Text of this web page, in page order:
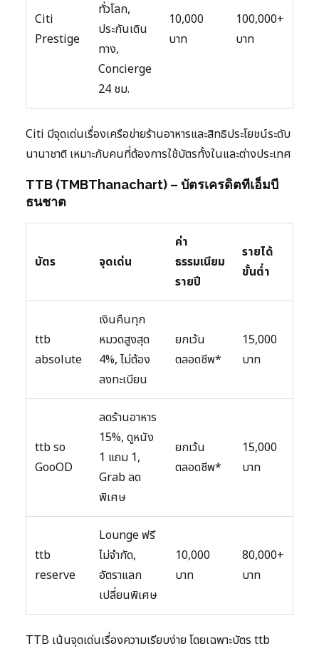
Citi
Prestige
ทั่วโลก,
ประกันเดิน
ทาง,
Concierge
24 ชม.
10,000
บาท
100,000+
บาท
Citi มีจุดเด่นเรื่องเครือข่ายร้านอาหารและสิทธิประโยชน์ระดับ
นานาชาติ เหมาะกับคนที่ต้องการใช้บัตรทั้งในและต่างประเทศ
TTB (TMBThanachart) – บัตรเครดิตทีเอ็มบี
ธนชาต
บัตร จุดเด่น
ค่า
ธรรมเนียม
รายปี
รายได้
ขั้นต่ำ
ttb
absolute
เงินคืนทุก
หมวดสูงสุด
4%, ไม่ต้อง
ลงทะเบียน
ยกเว้น
ตลอดชีพ*
15,000
บาท
ttb so
GooOD
ลดร้านอาหาร
15%, ดูหนัง
1 แถม 1,
Grab ลด
พิเศษ
ยกเว้น
ตลอดชีพ*
15,000
บาท
ttb
reserve
Lounge ฟรี
ไม่จำกัด,
อัตราแลก
เปลี่ยนพิเศษ
10,000
บาท
80,000+
บาท
TTB เน้นจุดเด่นเรื่องความเรียบง่าย โดยเฉพาะบัตร ttb